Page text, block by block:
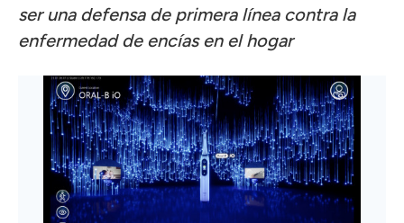
ser una defensa de primera línea contra la
enfermedad de encías en el hogar